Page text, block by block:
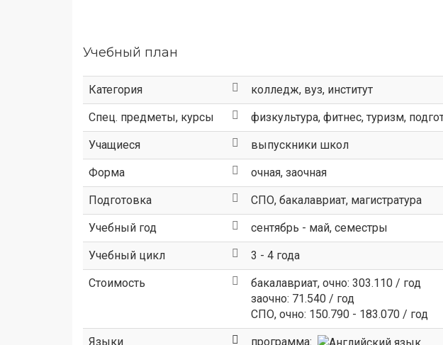
Учебный план
Категория колледж, вуз, институт
Спец. предметы, курсы физкультура, фитнес, туризм,
Учащиеся выпускники школ
Форма очная, заочная
Подготовка СПО, бакалавриат, магистратура
Учебный год сентябрь - май, семестры
Учебный цикл 3 - 4 года
Стоимость
бакалавриат, очно: 303.110 / год
заочно: 71.540 / год
СПО, очно: 150.790 - 183.070 / год
Языки программа: